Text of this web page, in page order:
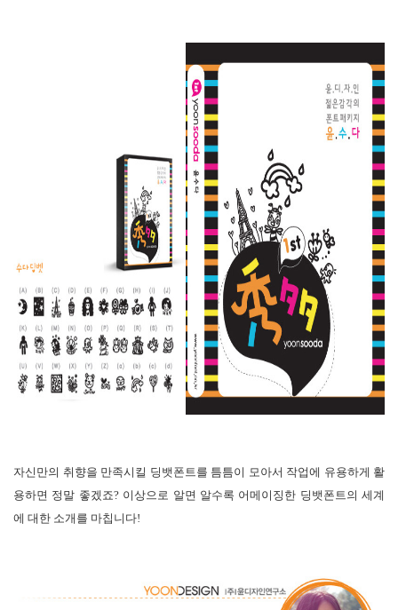
자신만의 취향을 만족시킬 딩뱃폰트를 틈틈이 모아서 작업에 유용하게 활
용하면 정말 좋겠죠? 이상으로 알면 알수록 어메이징한 딩뱃폰트의 세계
에 대한 소개를 마칩니다!